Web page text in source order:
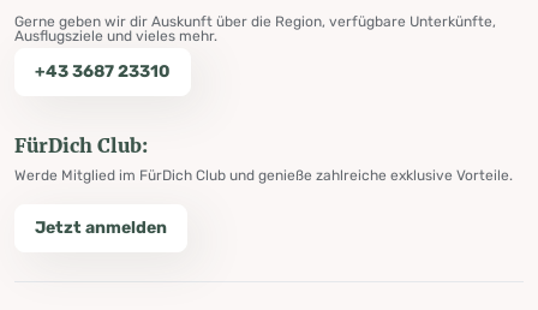
Gerne geben wir dir Auskunft über die Region, verfügbare Unterkünfte,
Ausflugsziele und vieles mehr.
+43 3687 23310
FürDich Club:
Werde Mitglied im FürDich Club und genieße zahlreiche exklusive Vorteile.
Jetzt anmelden